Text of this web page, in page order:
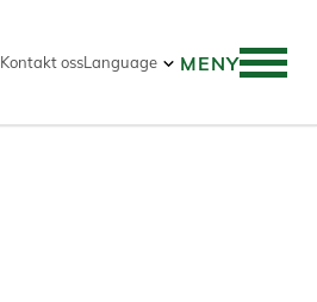
Kontakt ossLanguage MENY